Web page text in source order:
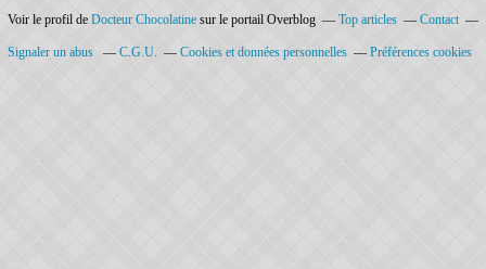
Voir le profil de Docteur Chocolatine sur le portail Overblog Top articles Contact
Signaler un abus C.G.U. Cookies et données personnelles Préférences cookies